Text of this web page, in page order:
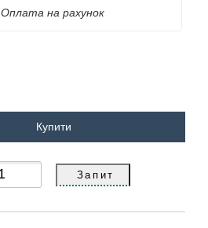
Оплата на рахунок
Купити